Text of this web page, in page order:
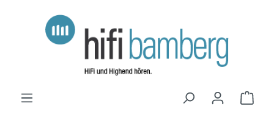
Zum Hauptinhalt springen